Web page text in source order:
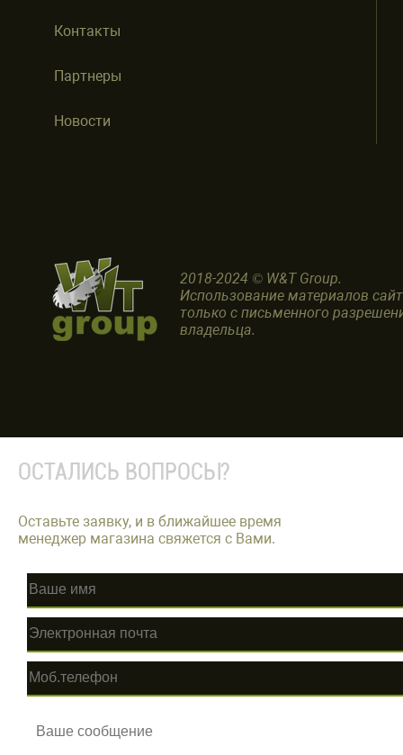
Контакты
Партнеры
Новости
2018-2024 © W&T Group.
Использование материалов
только с письменного
владельца.
ОСТАЛИСЬ ВОПРОСЫ?
Оставьте заявку, и в ближайшее время
менеджер магазина свяжется с Вами.